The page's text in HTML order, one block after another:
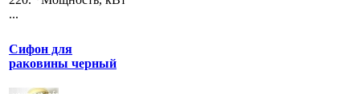
...
Сифон для
раковины черный